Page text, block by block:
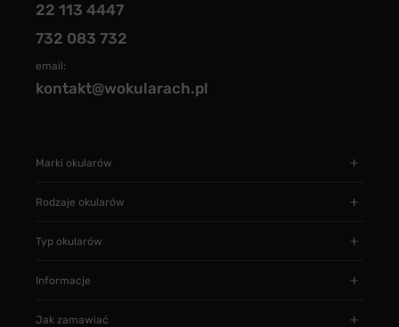
22 113 4447
732 083 732
email:
kontakt@wokularach.pl
Marki okularów
Rodzaje okularów
Typ okularów
Informacje
Jak zamawiać